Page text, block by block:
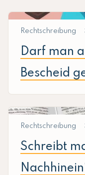
Rechtschreibung
Darf man
Bescheid
Rechtschreibung
Schreibt